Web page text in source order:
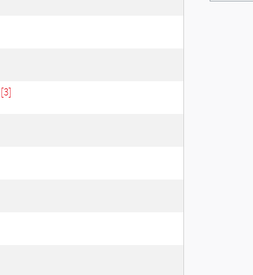
[3]